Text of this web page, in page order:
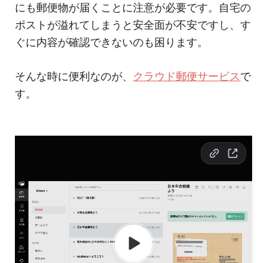
にも郵便物が届くことに注意が必要です。自宅の
ポストが溢れてしまうと安全面が不安ですし、す
ぐに内容が確認できないのも困ります。
そんな時に便利なのが、 クラウド郵便サービスで
す。